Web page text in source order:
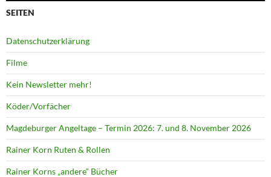
SEITEN
Datenschutzerklärung
Filme
Kein Newsletter mehr!
Köder/Vorfächer
Magdeburger Angeltage – Termin 2026: 7. und 8. November 2026
Rainer Korn Ruten & Rollen
Rainer Korns „andere“ Bücher